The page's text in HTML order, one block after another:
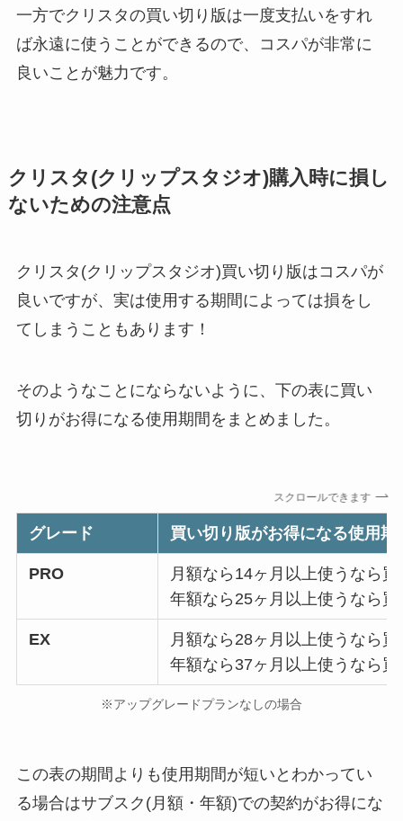
一方でクリスタの買い切り版は一度支払いをすれ
ば永遠に使うことができるので、コスパが非常に
良いことが魅力です。
クリスタ(クリップスタジオ)購入時に損し
ないための注意点
クリスタ(クリップスタジオ)買い切り版はコスパが
良いですが、実は使用する期間によっては損をし
てしまうこともあります！
そのようなことにならないように、下の表に買い
切りがお得になる使用期間をまとめました。
スクロールできます
グレード 買い切り版がお得になる使用期
PRO
月額なら14ヶ月以上使うなら
年額なら25ヶ月以上使うなら
EX
月額なら28ヶ月以上使うなら
年額なら37ヶ月以上使うなら
※アップグレードプランなしの場合
この表の期間よりも使用期間が短いとわかってい
る場合はサブスク(月額・年額)での契約がお得にな